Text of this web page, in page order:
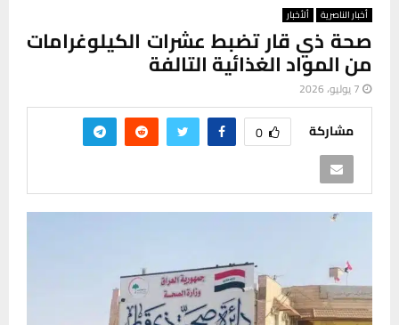
أخبار الناصرية ألأخبار
صحة ذي قار تضبط عشرات الكيلوغرامات
من المواد الغذائية التالفة
7 يوليو، 2026
مشاركة 0